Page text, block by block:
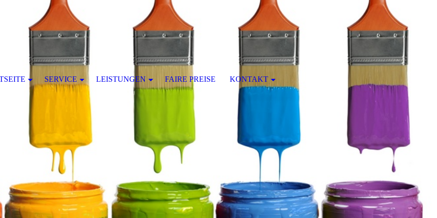
SERVICE LEISTUNGEN FAIRE PREISE KONTAKT